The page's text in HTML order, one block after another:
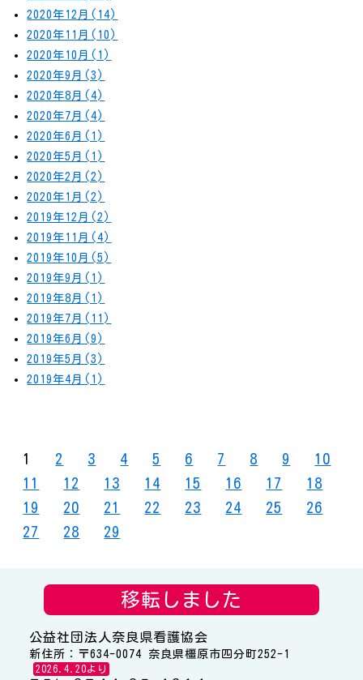
2020年12月(14)
2020年11月(10)
2020年10月(1)
2020年9月(3)
2020年8月(4)
2020年7月(4)
2020年6月(1)
2020年5月(1)
2020年2月(2)
2020年1月(2)
2019年12月(2)
2019年11月(4)
2019年10月(5)
2019年9月(1)
2019年8月(1)
2019年7月(11)
2019年6月(9)
2019年5月(3)
2019年4月(1)
1 2 3 4 5 6 7 8 9
10
11
12 13 14 15 16 17
18
19
20 21 22 23 24 25
26
27
28 29
移転しました
公益社団法人奈良県看護協会
新住所：〒634-0074 奈良県橿原市四分町252-1
2026.4.20より